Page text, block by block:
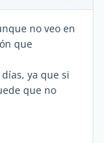
no veo en
que
ya que si
que no